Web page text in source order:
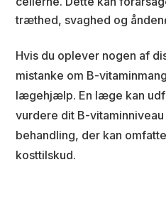
træthed, svaghed og
Hvis du oplever nogen af
mistanke om B-
lægehjælp. En læge kan
vurdere dit B-
behandling, der kan
kosttilskud.